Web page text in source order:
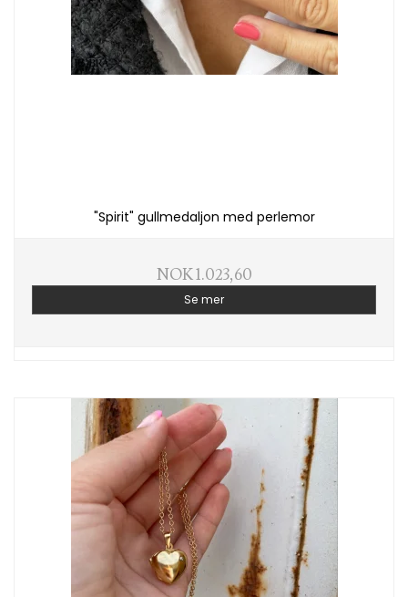
"Spirit" gullmedaljon med perlemor
NOK 1.023,60
Se mer